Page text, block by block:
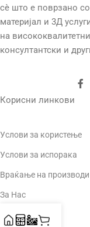
сè што е поврзано
материјал и 3Д
на
консултантски и
Корисни линкови
Услови за користење
Услови за испорака
Враќање на производи
За Нас
Контакт